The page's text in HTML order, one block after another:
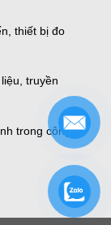
thiết bị đo
truyền
trong công